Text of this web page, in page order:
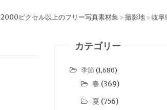
2000ピクセル以上のフリー写真素材集 > 撮影地 > 岐阜
カテゴリー
季節 (1,680)
春 (369)
夏 (756)